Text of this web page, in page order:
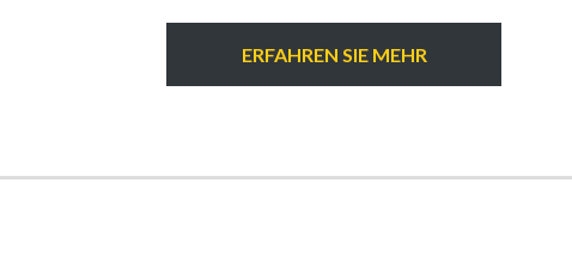
ERFAHREN SIE MEHR